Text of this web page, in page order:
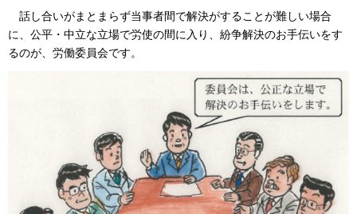
話し合いがまとまらず当事者間で解決がすることが難しい場合
に、公平・中立な立場で労使の間に入り、紛争解決のお手伝いをす
るのが、労働委員会です。